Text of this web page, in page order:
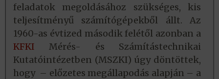
feladatok megoldásához szükséges, kis
teljesítményű számítógépekből állt. Az
1960-as évtized második felétől azonban a
KFKI Mérés- és Számítástechnikai
Kutatóintézetben (MSZKI) úgy döntöttek,
hogy – előzetes megállapodás alapján – a